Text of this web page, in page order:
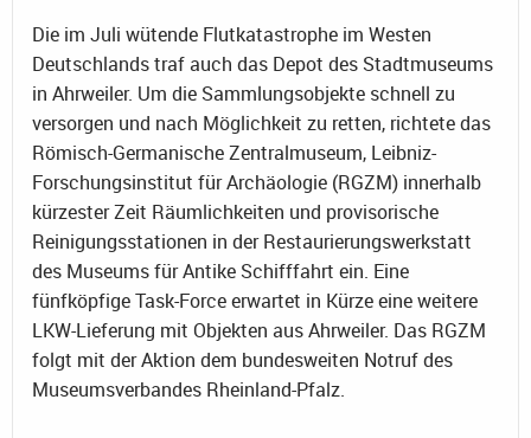
Die im Juli wütende Flutkatastrophe im Westen
Deutschlands traf auch das Depot des Stadtmuseums
in Ahrweiler. Um die Sammlungsobjekte schnell zu
versorgen und nach Möglichkeit zu retten, richtete das
Römisch-Germanische Zentralmuseum, Leibniz-
Forschungsinstitut für Archäologie (RGZM) innerhalb
kürzester Zeit Räumlichkeiten und provisorische
Reinigungsstationen in der Restaurierungswerkstatt
des Museums für Antike Schifffahrt ein. Eine
fünfköpfige Task-Force erwartet in Kürze eine weitere
LKW-Lieferung mit Objekten aus Ahrweiler. Das RGZM
folgt mit der Aktion dem bundesweiten Notruf des
Museumsverbandes Rheinland-Pfalz.